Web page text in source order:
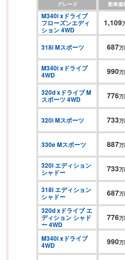
眼カメラとレーダーを組み合わせた先
のハンズオフ運転を日本ではじめて実現
著しいモデルとなった。
グレード 新車価
M340i xドライブ
フローズンエディ
ション 4WD
1,109
318i Mスポーツ 687
M340i xドライブ
4WD 990
320d xドライブ M
スポーツ 4WD 776
320i Mスポーツ 733
330e Mスポーツ 887
320i エディション
シャドー 733
318i エディション
シャドー 687
320d xドライブ エ
ディション シャド
ー 4WD
776
M340i xドライブ
4WD 990